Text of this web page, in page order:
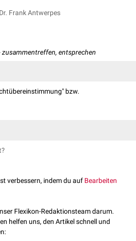
Dr. Frank Antwerpes
zusammentreffen, entsprechen
bzw.
verbessern, indem du auf Bearbeiten
Flexikon-Redaktionsteam darum.
helfen uns, den Artikel schnell und